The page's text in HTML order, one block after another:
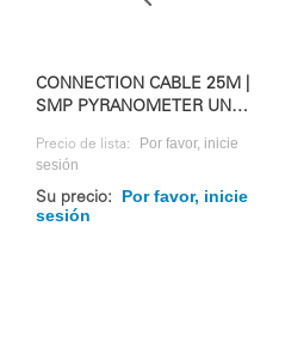
CONNECTION CABLE 25M |
SMP PYRANOMETER UND
Precio de lista:
Por favor, inicie
sesión
Su precio:
Por favor, inicie
sesión